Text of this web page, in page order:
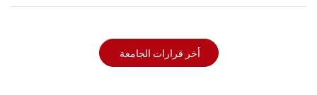
أخر قرارات الجامعة